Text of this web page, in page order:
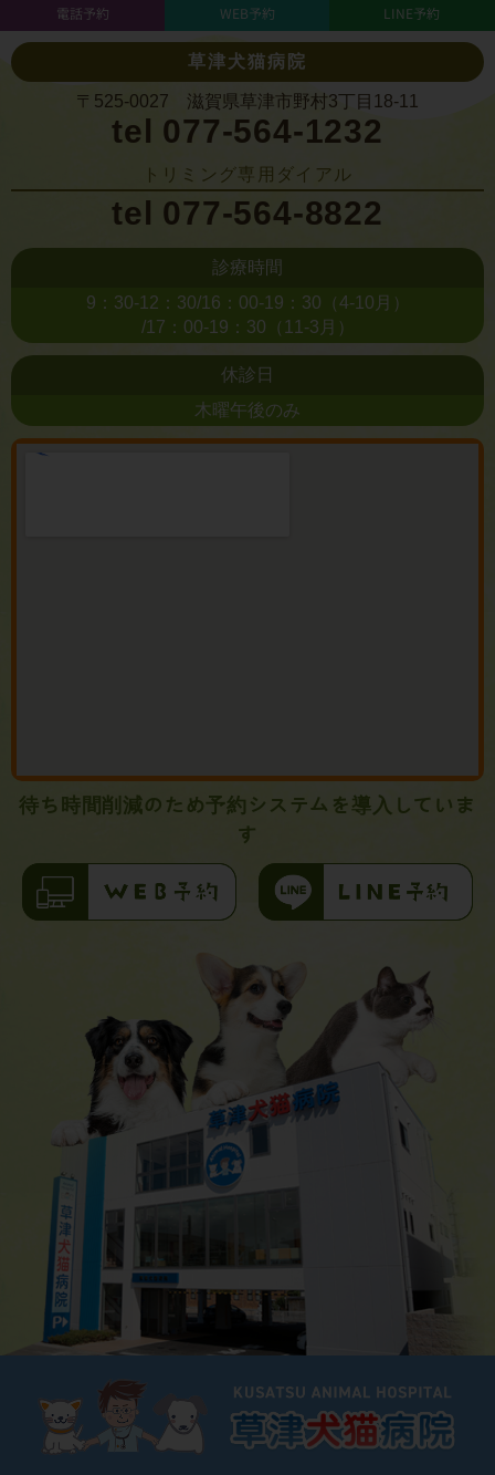
電話予約 WEB予約 LINE予約
草津犬猫病院
〒525-0027 滋賀県草津市野村3丁目18-11
tel 077-564-1232
トリミング専用ダイアル
tel 077-564-8822
診療時間
9：30-12：30/16：00-19：30（4-10月）
/17：00-19：30（11-3月）
休診日
木曜午後のみ
待ち時間削減のため予約システムを導入していま
す